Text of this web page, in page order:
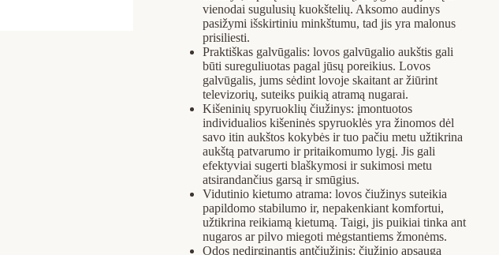
vienodai sugulusių kuokštelių. Aksomo audinys
pasižymi išskirtiniu minkštumu, tad jis yra malonus
prisiliesti.
Praktiškas galvūgalis: lovos galvūgalio aukštis gali
būti sureguliuotas pagal jūsų poreikius. Lovos
galvūgalis, jums sėdint lovoje skaitant ar žiūrint
televizorių, suteiks puikią atramą nugarai.
Kišeninių spyruoklių čiužinys: įmontuotos
individualios kišeninės spyruoklės yra žinomos dėl
savo itin aukštos kokybės ir tuo pačiu metu užtikrina
aukštą patvarumo ir pritaikomumo lygį. Jis gali
efektyviai sugerti blaškymosi ir sukimosi metu
atsirandančius garsą ir smūgius.
Vidutinio kietumo atrama: lovos čiužinys suteikia
papildomo stabilumo ir, nepakenkiant komfortui,
užtikrina reikiamą kietumą. Taigi, jis puikiai tinka ant
nugaros ar pilvo miegoti mėgstantiems žmonėms.
Odos nedirginantis antčiužinis: čiužinio apsauga